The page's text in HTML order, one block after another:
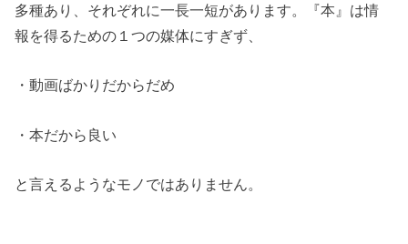
多種あり、それぞれに一長一短があります。『本』は情
報を得るための１つの媒体にすぎず、
・動画ばかりだからだめ
・本だから良い
と言えるようなモノではありません。